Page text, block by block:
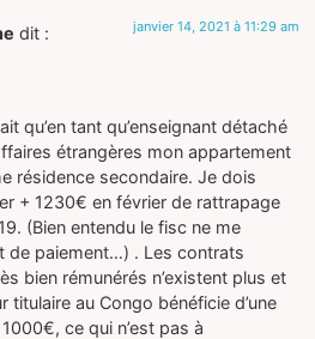
dit : janvier 14, 2021 à 11:29 am
qu’en tant qu’enseignant détaché
étrangères mon appartement
résidence secondaire. Je dois
+ 1230€ en février de rattrapage
(Bien entendu le fisc ne me
de paiement…) . Les contrats
bien rémunérés n’existent plus et
titulaire au Congo bénéficie d’une
ce qui n’est pas à